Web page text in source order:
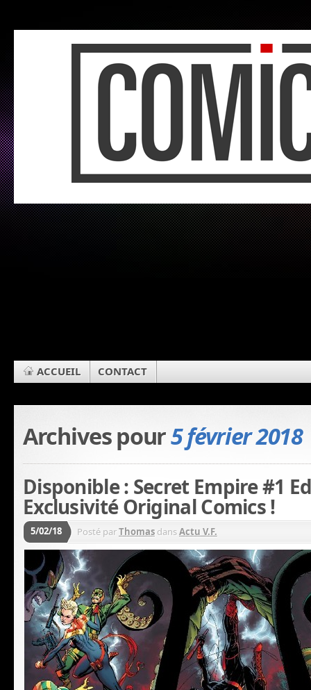
ACCUEIL CONTACT
Archives pour5 février 2018
Disponible : Secret Empire #1
Exclusivité Original Comics !
5/02/18 Posté parThomas dansActu V.F.